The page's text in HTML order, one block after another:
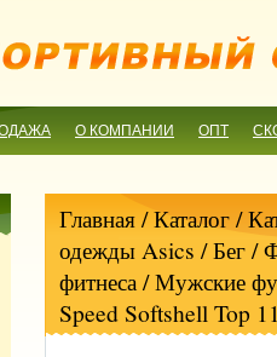
О КОМПАНИИ ОПТ
Главная/ Каталог /
одежды Asics /Бег/
фитнеса/Мужские
Speed Softshell Top